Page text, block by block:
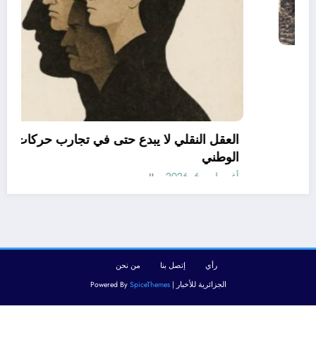
06 وفيات و إصابة 25 جريح في حادث مرور
المحرر